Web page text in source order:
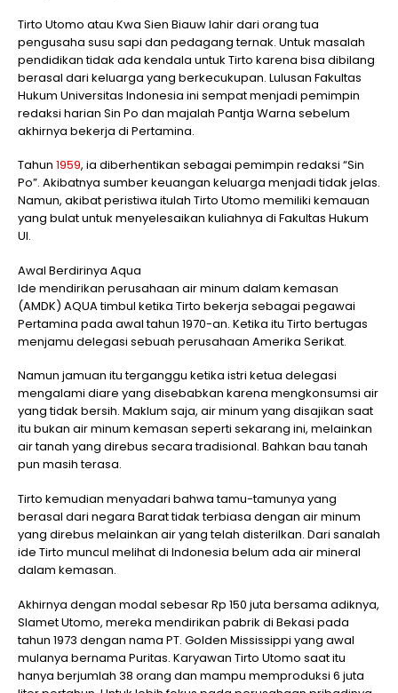
Tirto Utomo atau Kwa Sien Biauw lahir dari orang tua
pengusaha susu sapi dan pedagang ternak. Untuk masalah
pendidikan tidak ada kendala untuk Tirto karena bisa dibilang
berasal dari keluarga yang berkecukupan. Lulusan Fakultas
Hukum Universitas Indonesia ini sempat menjadi pemimpin
redaksi harian Sin Po dan majalah Pantja Warna sebelum
akhirnya bekerja di Pertamina.
Tahun 1959, ia diberhentikan sebagai pemimpin redaksi “Sin
Po”. Akibatnya sumber keuangan keluarga menjadi tidak jelas.
Namun, akibat peristiwa itulah Tirto Utomo memiliki kemauan
yang bulat untuk menyelesaikan kuliahnya di Fakultas Hukum
UI.
Awal Berdirinya Aqua
Ide mendirikan perusahaan air minum dalam kemasan
(AMDK) AQUA timbul ketika Tirto bekerja sebagai pegawai
Pertamina pada awal tahun 1970-an. Ketika itu Tirto bertugas
menjamu delegasi sebuah perusahaan Amerika Serikat.
Namun jamuan itu terganggu ketika istri ketua delegasi
mengalami diare yang disebabkan karena mengkonsumsi air
yang tidak bersih. Maklum saja, air minum yang disajikan saat
itu bukan air minum kemasan seperti sekarang ini, melainkan
air tanah yang direbus secara tradisional. Bahkan bau tanah
pun masih terasa.
Tirto kemudian menyadari bahwa tamu-tamunya yang
berasal dari negara Barat tidak terbiasa dengan air minum
yang direbus melainkan air yang telah disterilkan. Dari sanalah
ide Tirto muncul melihat di Indonesia belum ada air mineral
dalam kemasan.
Akhirnya dengan modal sebesar Rp 150 juta bersama adiknya,
Slamet Utomo, mereka mendirikan pabrik di Bekasi pada
tahun 1973 dengan nama PT. Golden Mississippi yang awal
mulanya bernama Puritas. Karyawan Tirto Utomo saat itu
hanya berjumlah 38 orang dan mampu memproduksi 6 juta